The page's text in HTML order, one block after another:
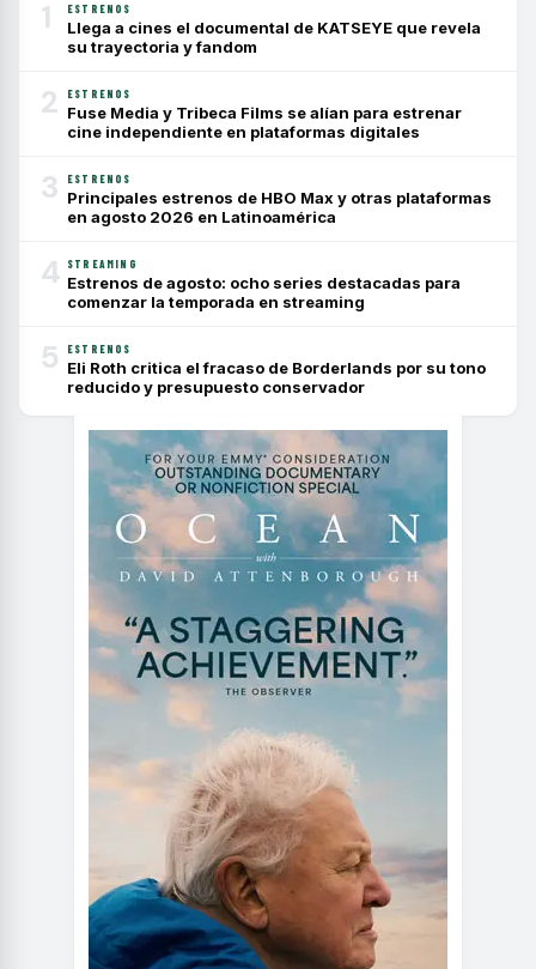
1 ESTRENOS
Llega a cines el documental de KATSEYE que revela
su trayectoria y fandom
2 ESTRENOS
Fuse Media y Tribeca Films se alían para estrenar
cine independiente en plataformas digitales
3 ESTRENOS
Principales estrenos de HBO Max y otras plataformas
en agosto 2026 en Latinoamérica
4 STREAMING
Estrenos de agosto: ocho series destacadas para
comenzar la temporada en streaming
5 ESTRENOS
Eli Roth critica el fracaso de Borderlands por su tono
reducido y presupuesto conservador